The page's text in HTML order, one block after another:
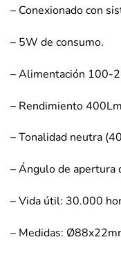
– Conexionado con
– 5W de consumo.
– Alimentación 100-
– Rendimiento
– Tonalidad neutra
– Ángulo de apertura
– Vida útil: 30.000
– Medidas: